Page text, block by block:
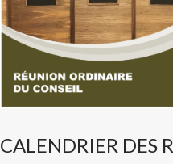
CALENDRIER DES